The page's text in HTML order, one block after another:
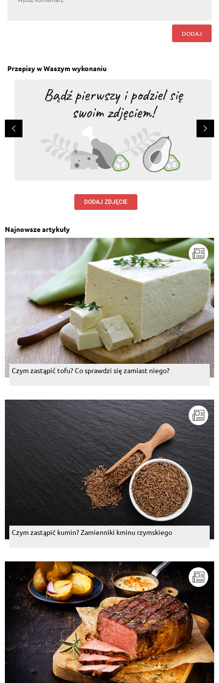
DODAJ
Przepisy w Waszym wykonaniu
DODAJ ZDJĘCIE
Najnowsze artykuły
Czym zastąpić tofu? Co sprawdzi się zamiast niego?
Czym zastąpić kumin? Zamienniki kminu rzymskiego